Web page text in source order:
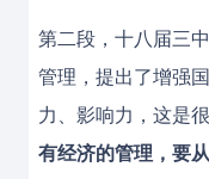
第二段，十八届三
管理，提出了增强
力、影响力，这是
有经济的管理，要